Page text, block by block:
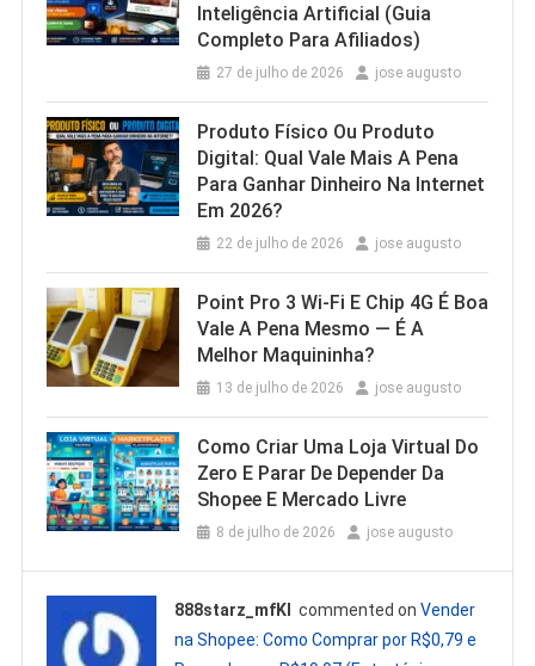
Inteligência Artificial (Guia
Completo Para Afiliados)
27 de julho de 2026 jose augusto
Produto Físico Ou Produto
Digital: Qual Vale Mais A Pena
Para Ganhar Dinheiro Na Internet
Em 2026?
22 de julho de 2026 jose augusto
Point Pro 3 Wi‑Fi E Chip 4G É Boa
Vale A Pena Mesmo — É A
Melhor Maquininha?
13 de julho de 2026 jose augusto
Como Criar Uma Loja Virtual Do
Zero E Parar De Depender Da
Shopee E Mercado Livre
8 de julho de 2026 jose augusto
888starz_mfKl commented onVender
na Shopee: Como Comprar por R$0,79 e